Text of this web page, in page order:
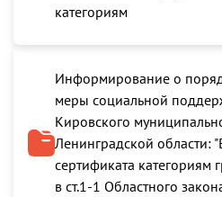
категориям
Информирование о
меры социальной
Кировского
Ленинградской области:
сертификата категориям
в ст.1-1 Областного